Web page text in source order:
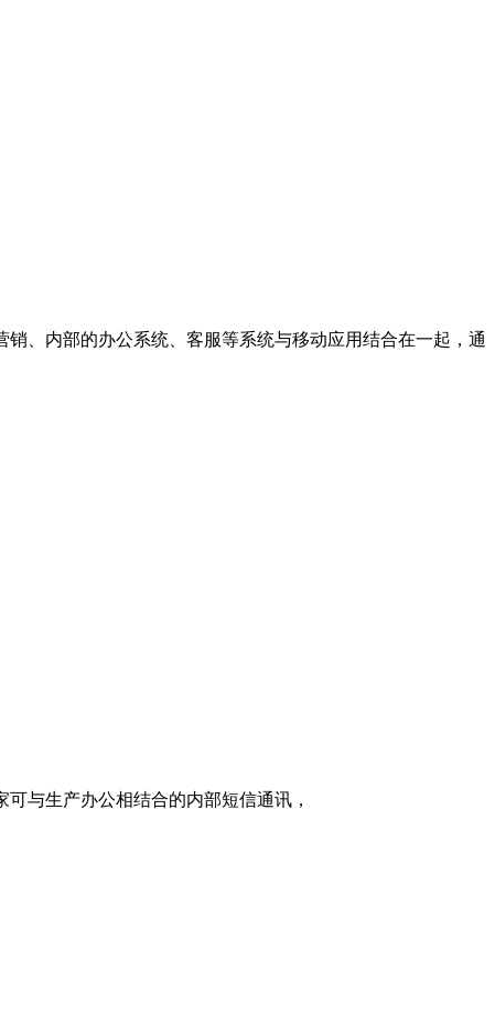
、内部的办公系统、客服等系统与移动应用结合在一起，通
与生产办公相结合的内部短信通讯，